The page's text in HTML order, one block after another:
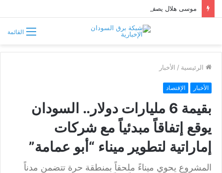
القائمة
الرئيسية / الأخبار
الأخبار الإقتصاد
بقيمة 6 مليارات دولار.. السودان
يوقع إتفاقاً مبدئياً مع شركات
إماراتية لتطوير ميناء “أبو عمامة”
المشروع يحوي ميناءً ملحقاً بمنطقة حرة تتضمن مدناً